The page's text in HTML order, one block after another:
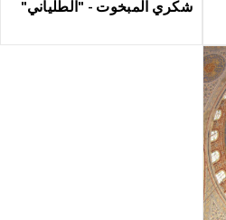
شكري المبخوت - "الطلياني"